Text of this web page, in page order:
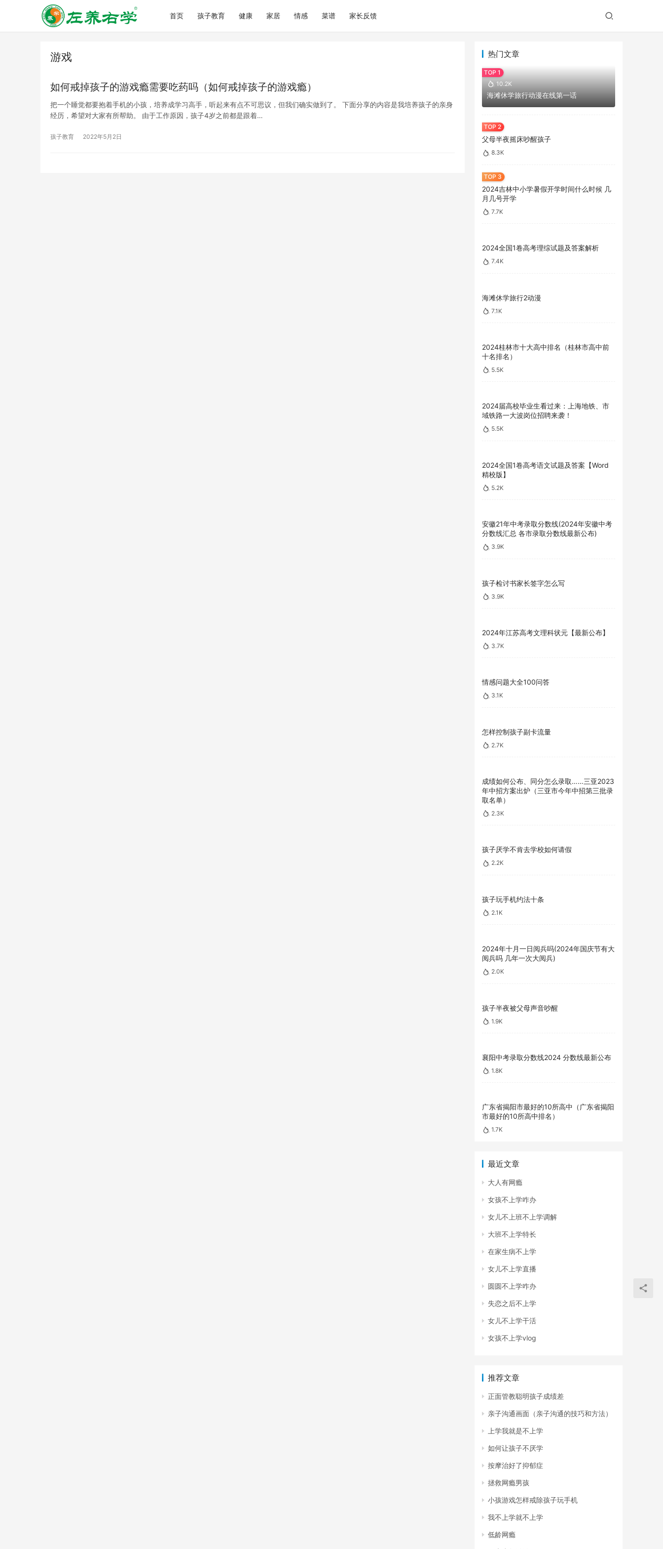
首页 孩子教育 健康 家居 情感 菜谱 家长反馈
游戏
如何戒掉孩子的游戏瘾需要吃药吗（如何戒掉孩子的游戏瘾）
把一个睡觉都要抱着手机的小孩，培养成学习高手，听起来有点不可思议，但我们确实做到了。 下面分享的内容是我培养孩子的亲身
经历，希望对大家有所帮助。 由于工作原因，孩子4岁之前都是跟着…
孩子教育 2022年5月2日
热门文章
10.2K
海滩休学旅行动漫在线第一话
父母半夜摇床吵醒孩子
8.3K
2024吉林中小学暑假开学时间什么时候 几
月几号开学
7.7K
2024全国1卷高考理综试题及答案解析
7.4K
海滩休学旅行2动漫
7.1K
2024桂林市十大高中排名（桂林市高中前
十名排名）
5.5K
2024届高校毕业生看过来：上海地铁、市
域铁路一大波岗位招聘来袭！
5.5K
2024全国1卷高考语文试题及答案【Word
精校版】
5.2K
安徽21年中考录取分数线(2024年安徽中考
分数线汇总 各市录取分数线最新公布)
3.9K
孩子检讨书家长签字怎么写
3.9K
2024年江苏高考文理科状元【最新公布】
3.7K
情感问题大全100问答
3.1K
怎样控制孩子副卡流量
2.7K
成绩如何公布、同分怎么录取……三亚2023
年中招方案出炉（三亚市今年中招第三批录
取名单）
2.3K
孩子厌学不肯去学校如何请假
2.2K
孩子玩手机约法十条
2.1K
2024年十月一日阅兵吗(2024年国庆节有大
阅兵吗 几年一次大阅兵)
2.0K
孩子半夜被父母声音吵醒
1.9K
襄阳中考录取分数线2024 分数线最新公布
1.8K
广东省揭阳市最好的10所高中（广东省揭阳
市最好的10所高中排名）
1.7K
最近文章
大人有网瘾
女孩不上学咋办
女儿不上班不上学调解
大班不上学特长
在家生病不上学
女儿不上学直播
圆圆不上学咋办
失恋之后不上学
女儿不上学干活
女孩不上学vlog
推荐文章
正面管教聪明孩子成绩差
亲子沟通画面（亲子沟通的技巧和方法）
上学我就是不上学
如何让孩子不厌学
按摩治好了抑郁症
拯救网瘾男孩
小孩游戏怎样戒除孩子玩手机
我不上学就不上学
低龄网瘾